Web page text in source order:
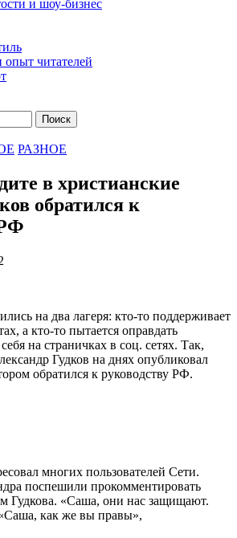
и шоу-бизнес
читателей
РАЗНОЕ
в христианские
обратился к
на два лагеря: кто-то поддерживает
а кто-то пытается оправдать
на страничках в соц. сетях. Так,
Гудков на днях опубликовал
обратился к руководству РФ.
многих пользователей Сети.
поспешили прокомментировать
Гудкова. «Саша, они нас защищают.
как же вы правы»,